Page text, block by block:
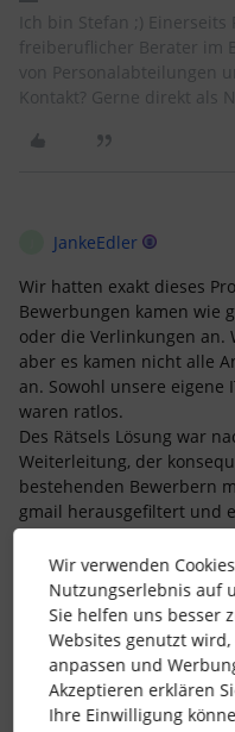
Ich bin Stefan ;)
freiberuflicher Berater im
von Personalabteilungen
Kontakt? Gerne direkt als
JankeEdler
Wir hatten exakt dieses
Bewerbungen kamen wie
oder die Verlinkungen an.
aber es kamen nicht alle
an. Sowohl unsere eigene
waren ratlos.
Des Rätsels Lösung war
Weiterleitung, der
bestehenden Bewerbern
gmail herausgefiltert und
ich zwar mehr Spam aus
löschen, aber es
Bewerbenden an.
1 Personen gefällt dies
Wir verwenden
Nutzungserlebnis auf
Sie helfen uns besser
Websites genutzt
anpassen und
Akzeptieren erklären
Ihre Einwilligung